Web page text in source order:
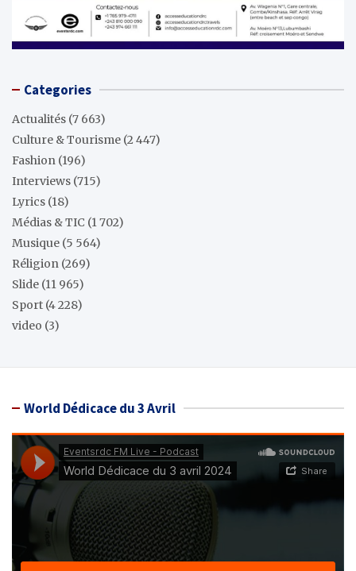
Categories
Actualités (7 663)
Culture & Tourisme (2 447)
Fashion (196)
Interviews (715)
Lyrics (18)
Médias & TIC (1 702)
Musique (5 564)
Réligion (269)
Slide (11 965)
Sport (4 228)
video (3)
World Dédicace du 3 Avril